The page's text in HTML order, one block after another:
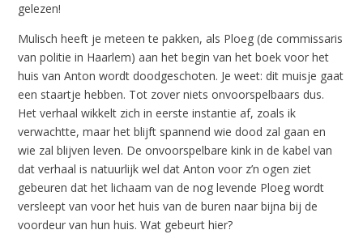
gelezen!
Mulisch heeft je meteen te pakken, als Ploeg (de commissaris
van politie in Haarlem) aan het begin van het boek voor het
huis van Anton wordt doodgeschoten. Je weet: dit muisje gaat
een staartje hebben. Tot zover niets onvoorspelbaars dus.
Het verhaal wikkelt zich in eerste instantie af, zoals ik
verwachtte, maar het blijft spannend wie dood zal gaan en
wie zal blijven leven. De onvoorspelbare kink in de kabel van
dat verhaal is natuurlijk wel dat Anton voor z’n ogen ziet
gebeuren dat het lichaam van de nog levende Ploeg wordt
versleept van voor het huis van de buren naar bijna bij de
voordeur van hun huis. Wat gebeurt hier?